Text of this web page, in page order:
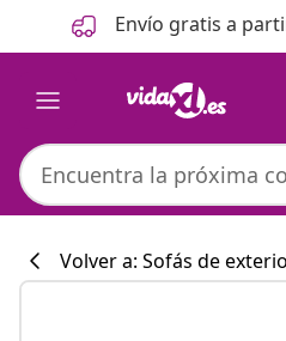
Anterior
Siguiente Envío gratis a
Volver a: Sofás de